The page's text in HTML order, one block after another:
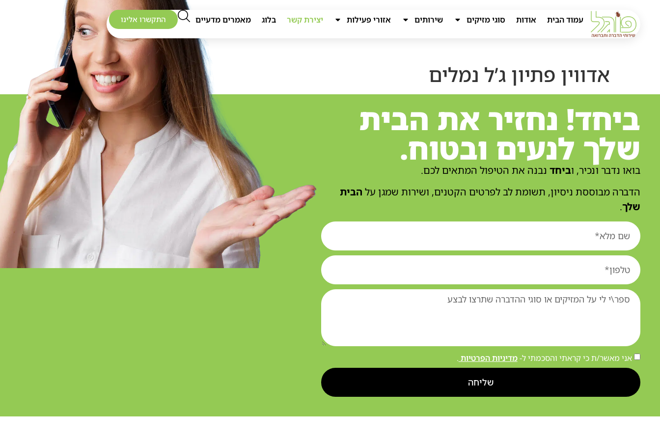
עמוד הבית אודות סוגי מזיקים שירותים אזורי פעילות יצירת קשר בלוג מאמרים מדעיים התקשרו אלינו
אדווין פתיון ג’ל נמלים
ביחד! נחזיר את הבית
שלך לנעים ובטוח.
בואו נדבר ונכיר, וביחד נבנה את הטיפול המתאים לכם.
הדברה מבוססת ניסיון, תשומת לב לפרטים הקטנים, ושירות שמגן על הבית
שלך.
אני מאשר/ת כי קראתי והסכמתי ל-מדיניות הפרטיות .
שליחה